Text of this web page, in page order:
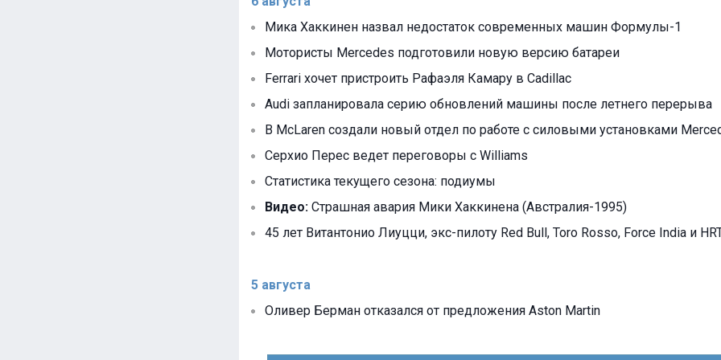
Мика Хаккинен назвал недостаток современных машин Формулы-1
Мотористы Mercedes подготовили новую версию батареи
Ferrari хочет пристроить Рафаэля Камару в Cadillac
Audi запланировала серию обновлений машины после летнего перерыва
В McLaren создали новый отдел по работе с силовыми установками
Серхио Перес ведет переговоры с Williams
Статистика текущего сезона: подиумы
Видео: Страшная авария Мики Хаккинена (Австралия-1995)
45 лет Витантонио Лиуцци, экс-пилоту Red Bull, Toro Rosso, Force India и
5 августа
Оливер Берман отказался от предложения Aston Martin